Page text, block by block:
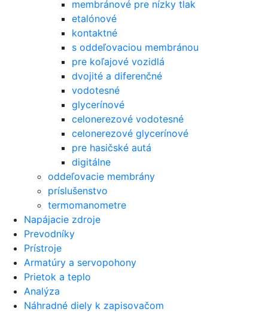
membránové pre nízky tlak
etalónové
kontaktné
s oddeľovaciou membránou
pre koľajové vozidlá
dvojité a diferenčné
vodotesné
glycerínové
celonerezové vodotesné
celonerezové glycerínové
pre hasičské autá
digitálne
oddeľovacie membrány
príslušenstvo
termomanometre
Napájacie zdroje
Prevodníky
Prístroje
Armatúry a servopohony
Prietok a teplo
Analýza
Náhradné diely k zapisovačom